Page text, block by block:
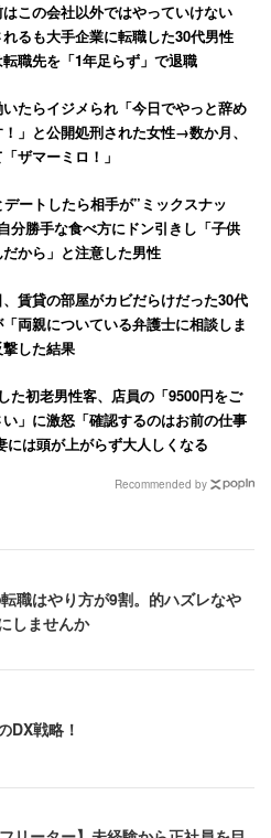
この会社以外ではやっていけない
るも大手企業に転職した30代男性
職先を「1年足らず」で退職
たらイジメられ「今日でやっと辞め
」と公開処刑された女性→数か月、
ザマーミロ！」
ートしたら相手が”ミックスナッ
勝手な食べ方にドン引きし「子供
だから」と注意した男性
賃貸の部屋がカビだらけだった30代
両親についている弁護士に相談しま
した結果
た初老男性客、店員の「9500円をご
」に激怒「確認するのはお前の仕事
は頭が上がらず大人しくなる
Recommended by
職はやり方が9割。的ハズレなや
しませんか
DX戦略！